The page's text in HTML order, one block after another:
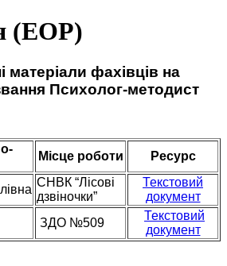
(ЕОР)
матеріали фахівців на
Психолог-методист
Місце роботи Ресурс
СНВК “Лісові
дзвіночки”
Текстовий
документ
ЗДО №509
Текстовий
документ